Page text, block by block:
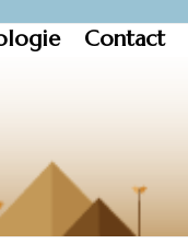
Contact